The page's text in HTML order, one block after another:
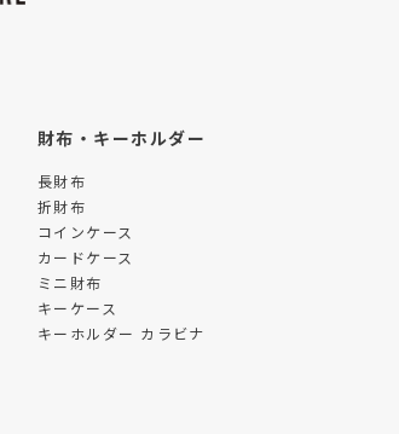
財布・キーホルダー
長財布
折財布
コインケース
カードケース
ミニ財布
キーケース
キーホルダー カラビナ